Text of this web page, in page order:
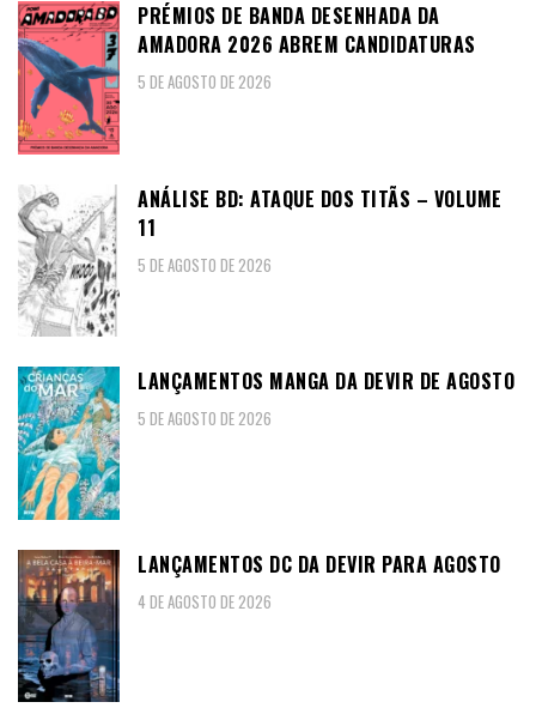
PRÉMIOS DE BANDA DESENHADA DA
AMADORA 2026 ABREM CANDIDATURAS
5 DE AGOSTO DE 2026
ANÁLISE BD: ATAQUE DOS TITÃS – VOLUME
11
5 DE AGOSTO DE 2026
LANÇAMENTOS MANGA DA DEVIR DE AGOSTO
5 DE AGOSTO DE 2026
LANÇAMENTOS DC DA DEVIR PARA AGOSTO
4 DE AGOSTO DE 2026